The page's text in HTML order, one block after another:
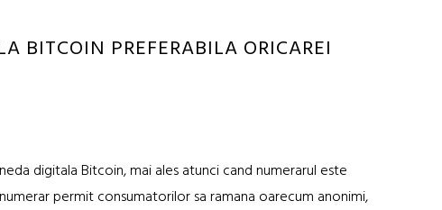
BITCOIN PREFERABILA ORICAREI
digitala Bitcoin, mai ales atunci cand numerarul este
permit consumatorilor sa ramana oarecum anonimi,